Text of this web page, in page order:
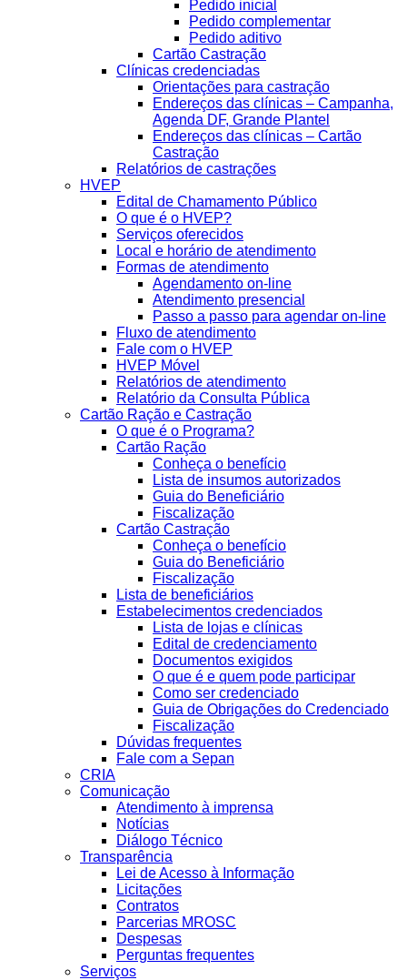
Pedido inicial
Pedido complementar
Pedido aditivo
Cartão Castração
Clínicas credenciadas
Orientações para castração
Endereços das clínicas – Campanha,
Agenda DF, Grande Plantel
Endereços das clínicas – Cartão
Castração
Relatórios de castrações
HVEP
Edital de Chamamento Público
O que é o HVEP?
Serviços oferecidos
Local e horário de atendimento
Formas de atendimento
Agendamento on-line
Atendimento presencial
Passo a passo para agendar on-line
Fluxo de atendimento
Fale com o HVEP
HVEP Móvel
Relatórios de atendimento
Relatório da Consulta Pública
Cartão Ração e Castração
O que é o Programa?
Cartão Ração
Conheça o benefício
Lista de insumos autorizados
Guia do Beneficiário
Fiscalização
Cartão Castração
Conheça o benefício
Guia do Beneficiário
Fiscalização
Lista de beneficiários
Estabelecimentos credenciados
Lista de lojas e clínicas
Edital de credenciamento
Documentos exigidos
O que é e quem pode participar
Como ser credenciado
Guia de Obrigações do Credenciado
Fiscalização
Dúvidas frequentes
Fale com a Sepan
CRIA
Comunicação
Atendimento à imprensa
Notícias
Diálogo Técnico
Transparência
Lei de Acesso à Informação
Licitações
Contratos
Parcerias MROSC
Despesas
Perguntas frequentes
Serviços